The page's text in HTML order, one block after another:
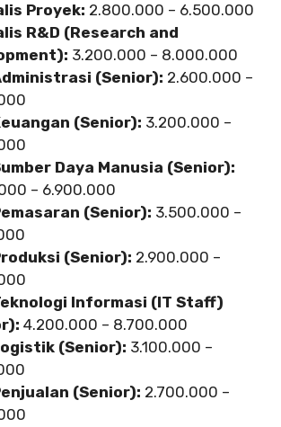
Proyek: 2.800.000 – 6.500.000
R&D (Research and
3.200.000 – 8.000.000
(Senior): 2.600.000 –
(Senior): 3.200.000 –
Daya Manusia (Senior):
– 6.900.000
(Senior): 3.500.000 –
(Senior): 2.900.000 –
Informasi (IT Staff)
4.200.000 – 8.700.000
(Senior): 3.100.000 –
(Senior): 2.700.000 –